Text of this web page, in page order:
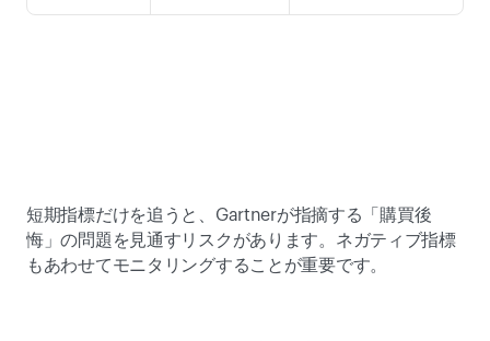
短期指標だけを追うと、Gartnerが指摘する「購買後
悔」の問題を見通すリスクがあります。ネガティブ指標
もあわせてモニタリングすることが重要です。